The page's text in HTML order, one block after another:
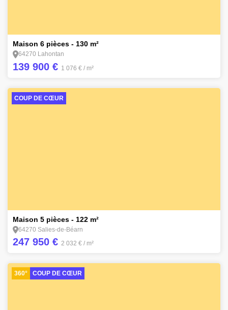
Maison 6 pièces - 130 m²
64270 Lahontan
139 900 € 1 076 € / m²
COUP DE CŒUR
Maison 5 pièces - 122 m²
64270 Salies-de-Béarn
247 950 € 2 032 € / m²
360° COUP DE CŒUR